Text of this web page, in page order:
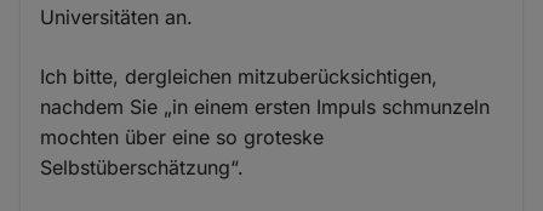
Universitäten an.
Ich bitte, dergleichen mitzuberücksichtigen,
nachdem Sie „in einem ersten Impuls schmunzeln
mochten über eine so groteske
Selbstüberschätzung“.